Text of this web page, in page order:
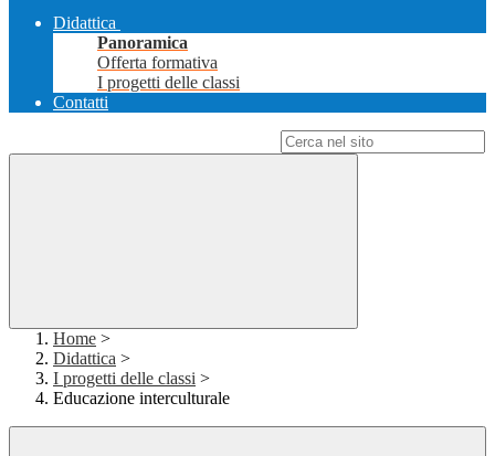
Didattica
Panoramica
Offerta formativa
I progetti delle classi
Contatti
Home >
Didattica >
I progetti delle classi >
Educazione interculturale